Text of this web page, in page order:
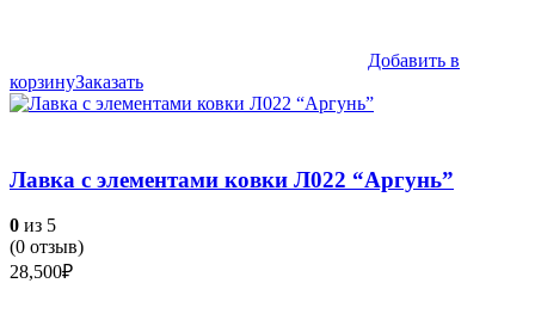
Добавить в
корзинуЗаказать
Лавка с элементами ковки Л022 “Аргунь”
0 из 5
(0 отзыв)
28,500₽